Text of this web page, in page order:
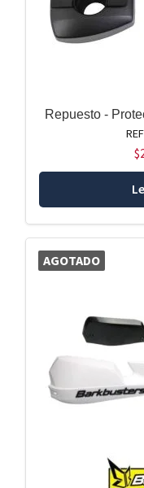
Repuesto -
$
AGOTADO